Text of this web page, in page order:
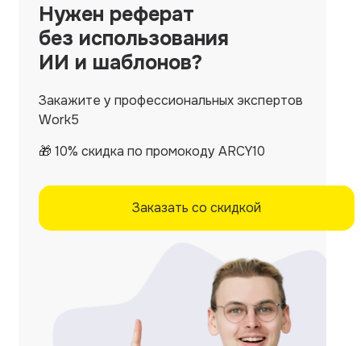
Нужен реферат
без использования
ИИ и шаблонов?
Закажите у профессиональных экспертов
Work5
🎁 10% скидка по промокоду ARCY10
Заказать со скидкой